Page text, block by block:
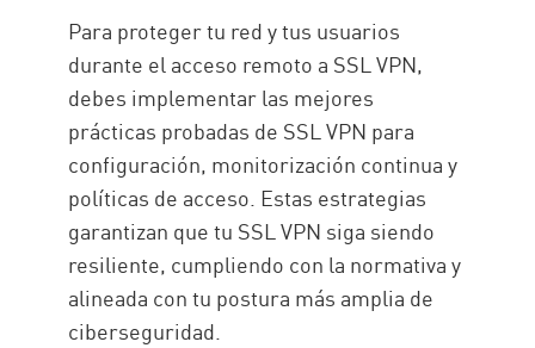
Para proteger tu red y tus usuarios
durante el acceso remoto a SSL VPN,
debes implementar las mejores
prácticas probadas de SSL VPN para
configuración, monitorización continua y
políticas de acceso. Estas estrategias
garantizan que tu SSL VPN siga siendo
resiliente, cumpliendo con la normativa y
alineada con tu postura más amplia de
ciberseguridad.